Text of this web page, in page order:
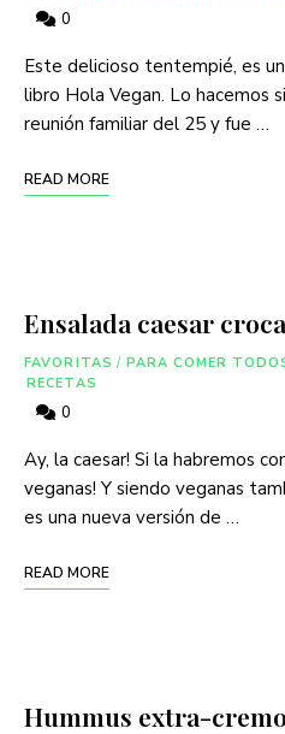
0
Este delicioso tentempié, es
libro Hola Vegan. Lo hacemos
reunión familiar del 25 y fue …
READ MORE
Ensalada caesar
FAVORITAS / PARA COMER
RECETAS
0
Ay, la caesar! Si la habremos
veganas! Y siendo veganas
es una nueva versión de …
READ MORE
Hummus extra-